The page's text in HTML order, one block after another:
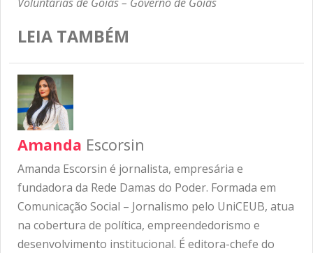
LEIA TAMBÉM
Amanda Escorsin
Amanda Escorsin é jornalista, empresária e
fundadora da Rede Damas do Poder. Formada em
Comunicação Social – Jornalismo pelo UniCEUB, atua
na cobertura de política, empreendedorismo e
desenvolvimento institucional. É editora-chefe do